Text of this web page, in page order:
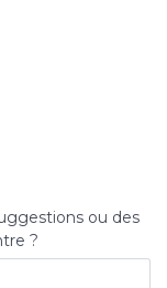
ou des
?